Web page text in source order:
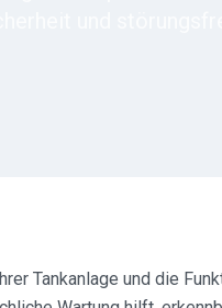
Tankanlage und die